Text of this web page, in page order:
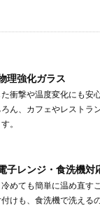
理強化ガラス
衝撃や温度変化にも安
ん、カフェやレストラ
。
子レンジ・食洗機対
めても簡単に温め直す
けも、食洗機で洗える